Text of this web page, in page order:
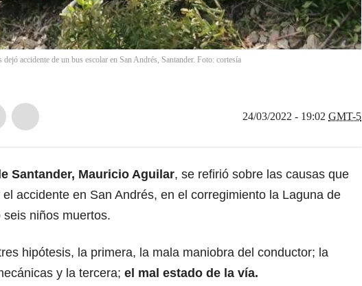
accidente de un bus escolar en San Andrés, Santander. Foto: cortesía
24/03/2022 - 19:02 GMT-5
Santander, Mauricio Aguilar, se refirió sobre las causas que
accidente en San Andrés, en el corregimiento la Laguna de
niños muertos.
hipótesis, la primera, la mala maniobra del conductor; la
y la tercera; el mal estado de la vía.